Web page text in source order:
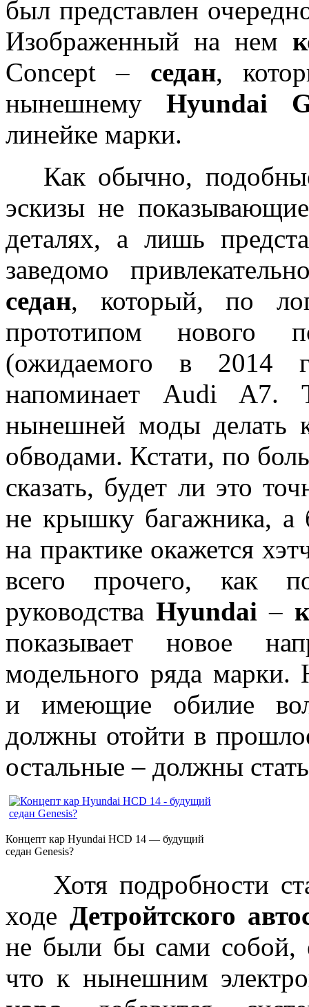
был представлен
Изображенный на нем
Concept – седан,
нынешнему Hyundai
линейке марки.
Как обычно,
эскизы не
деталях, а лишь
заведомо
седан, который, по
прототипом нового
(ожидаемого в 2014
напоминает Audi A7.
нынешней моды делать
обводами. Кстати, по
сказать, будет ли это
не крышку багажника, а
на практике окажется
всего прочего, как
руководства Hyundai –
показывает новое
модельного ряда марки.
и имеющие обилие
должны отойти в
остальные – должны
Концепт кар Hyundai HCD 14 — будущий
седан Genesis?
Хотя подробности
ходе Детройтского
не были бы сами собой,
что к нынешним